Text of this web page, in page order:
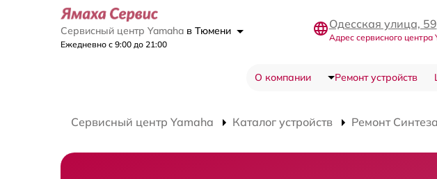
Сервисный центр Yamaha в Тюмени
Ежедневно с 9:00 до 21:00
Одесская улица, 59
Адрес сервисного центра
О компании Ремонт устройств
Сервисный центр Yamaha Каталог устройств Ремонт